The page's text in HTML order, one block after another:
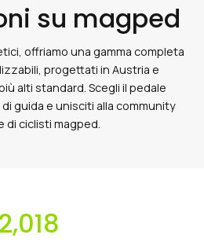
su magped
offriamo una gamma completa
progettati in Austria e
alti standard. Scegli il pedale
guida e unisciti alla community
di ciclisti magped.
2,018